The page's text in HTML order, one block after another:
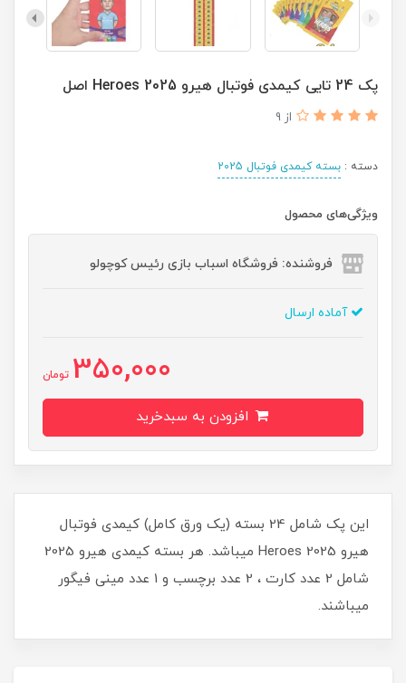
پک 24 تایی کیمدی فوتبال هیرو 2025 Heroes اصل
از 9
دسته : بسته کیمدی فوتبال 2025
ویژگی‌های محصول
فروشنده: فروشگاه اسباب بازی رئیس کوچولو
آماده ارسال
350,000 تومان
این پک شامل 24 بسته (یک ورق کامل) کیمدی فوتبال
هیرو 2025 Heroes میباشد. هر بسته کیمدی هیرو 2025
شامل 2 عدد کارت ، 2 عدد برچسب و 1 عدد مینی فیگور
میباشند.